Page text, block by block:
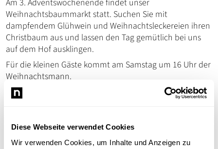
Diese Webseite verwendet Cookies
Wir verwenden Cookies, um Inhalte und Anzeigen zu
Am 3. Adventswochenende findet unser
Weihnachtsbaummarkt statt. Suchen Sie mit
dampfendem Glühwein und Weihnachtsleckereien ihren
Christbaum aus und lassen den Tag gemütlich bei uns
auf dem Hof ausklingen.
Für die kleinen Gäste kommt am Samstag um 16 Uhr der
Weihnachtsmann.
Karin Büttner
Baumschule Jäger